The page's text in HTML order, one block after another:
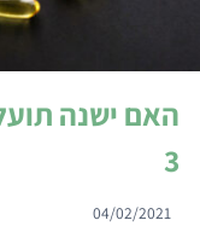
האם ישנה
3
04/02/2021